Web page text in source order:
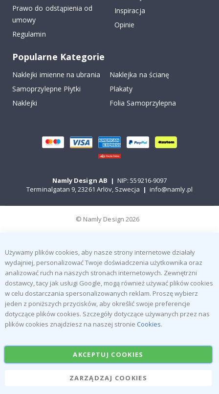
Prawo do odstąpienia od
umowy
Regulamin
Inspiracja
Opinie
Popularne Kategorie
Naklejki imienne na ubrania
Naklejka na ścianę
Samoprzylepne Płytki
Plakaty
Naklejki
Folia Samoprzylepna
Namly Design AB | NIP: 559216-9097
Terminalgatan 9, 23261 Arlöv, Szwecja | info@namly.pl
© Namly Design 2026
Używamy plików cookies, aby nasze strony internetowe działały
wydajniej, personalizować Twoje doświadczenia użytkownika oraz
analizować ruch na naszych stronach internetowych. Zewnętrzni
dostawcy, tacy jak usługi Google, mogą również używać plików cookies
w celu dostarczania spersonalizowanych reklam. Proszę wybierz
jeden z poniższych przycisków, aby określić swoje preferencje
dotyczące plików cookies. Szczegóły dotyczące używanych przez nas
plików cookies znajdziesz na naszej stronie Cookies.
AKCEPTUJ COOKIES
ZARZĄDZAJ COOKIES